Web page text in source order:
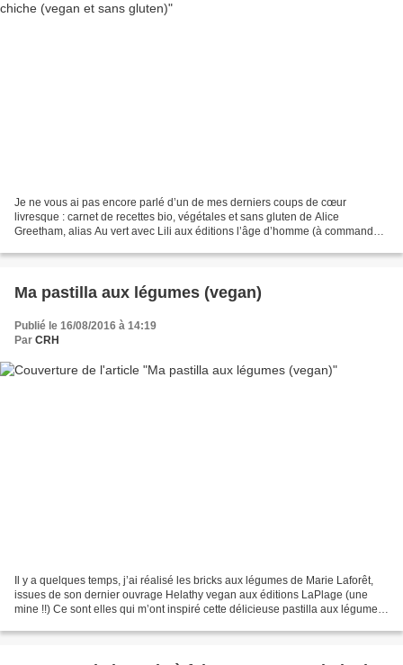
Je ne vous ai pas encore parlé d’un de mes derniers coups de cœur
livresque : carnet de recettes bio, végétales et sans gluten de Alice
Greetham, alias Au vert avec Lili aux éditions l’âge d’homme (à commander
Ma pastilla aux légumes (vegan)
Publié le 16/08/2016 à 14:19
Par CRH
Il y a quelques temps, j’ai réalisé les bricks aux légumes de Marie Laforêt,
issues de son dernier ouvrage Helathy vegan aux éditions LaPlage (une
mine !!) Ce sont elles qui m’ont inspiré cette délicieuse pastilla aux légumes.